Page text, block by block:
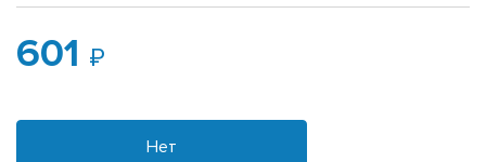
601
Нет